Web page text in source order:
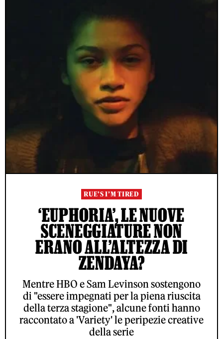
RUE’S I’M TIRED
‘EUPHORIA’, LE NUOVE
SCENEGGIATURE NON
ERANO ALL’ALTEZZA DI
ZENDAYA?
Mentre HBO e Sam Levinson sostengono
di "essere impegnati per la piena riuscita
della terza stagione", alcune fonti hanno
raccontato a 'Variety' le peripezie creative
della serie